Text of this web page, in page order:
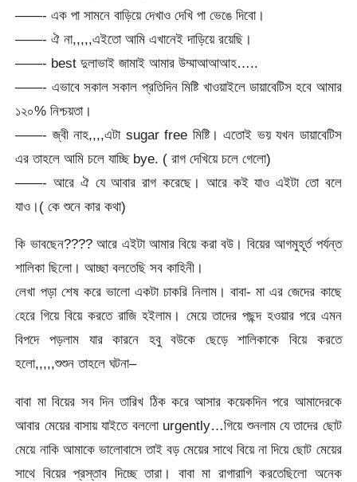
——- এক পা সামনে বাড়িয়ে দেখাও দেখি পা ভেঙে দিবো।
——- ঐ না,,,,,এইতো আমি এখানেই দাড়িয়ে রয়েছি।
——- best দুলাভাই জামাই আমার উম্মাআআআহ…..
——- এভাবে সকাল সকাল প্রতিদিন মিষ্টি খাওয়াইলে ডায়াবেটিস হবে আমার
১২০% নিশ্চয়তা।
——- জ্বী নাহ,,,,এটা sugar free মিষ্টি। এতোই ভয় যখন ডায়াবেটিস
এর তাহলে আমি চলে যাচ্ছি bye. ( রাগ দেখিয়ে চলে গেলো)
——- আরে ঐ যে আবার রাগ করেছে। আরে কই যাও এইটা তো বলে
যাও।( কে শুনে কার কথা)
কি ভাবছেন???? আরে এইটা আমার বিয়ে করা বউ। বিয়ের আগমুহূর্ত পর্যন্ত
শালিকা ছিলো। আচ্ছা বলতেছি সব কাহিনী।
লেখা পড়া শেষ করে ভালো একটা চাকরি নিলাম। বাবা- মা এর জেদের কাছে
হেরে গিয়ে বিয়ে করতে রাজি হইলাম। মেয়ে তাদের পছন্দ হওয়ার পরে এমন
বিপদে পড়লাম যার কারনে হবু বউকে ছেড়ে শালিকাকে বিয়ে করতে
হলো,,,,,শুশুন তাহলে ঘটনা–
বাবা মা বিয়ের সব দিন তারিখ ঠিক করে আসার কয়েকদিন পরে আমাদেরকে
আবার মেয়ের বাসায় যাইতে বললো urgently…গিয়ে শুনলাম যে তাদের ছোট
মেয়ে নাকি আমাকে ভালোবাসে তাই বড় মেয়ের সাথে বিয়ে না দিয়ে ছোট মেয়ের
সাথে বিয়ের প্রস্তাব দিচ্ছে তারা। বাবা মা রাগারাগি করতেছিলো অনেক